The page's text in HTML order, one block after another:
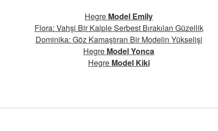
Hegre Model Emily
Flora: Vahşi Bir Kalple Serbest Bırakılan Güzellik
Dominika: Göz Kamaştıran Bir Modelin Yükselişi
Hegre Model Yonca
Hegre Model Kiki